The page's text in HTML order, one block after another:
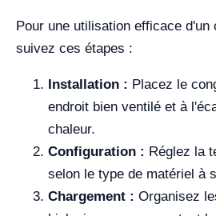
Pour une utilisation efficace d'un
suivez ces étapes :
Installation : Placez le
endroit bien ventilé et à
chaleur.
Configuration : Réglez la
selon le type de matériel à
Chargement : Organisez